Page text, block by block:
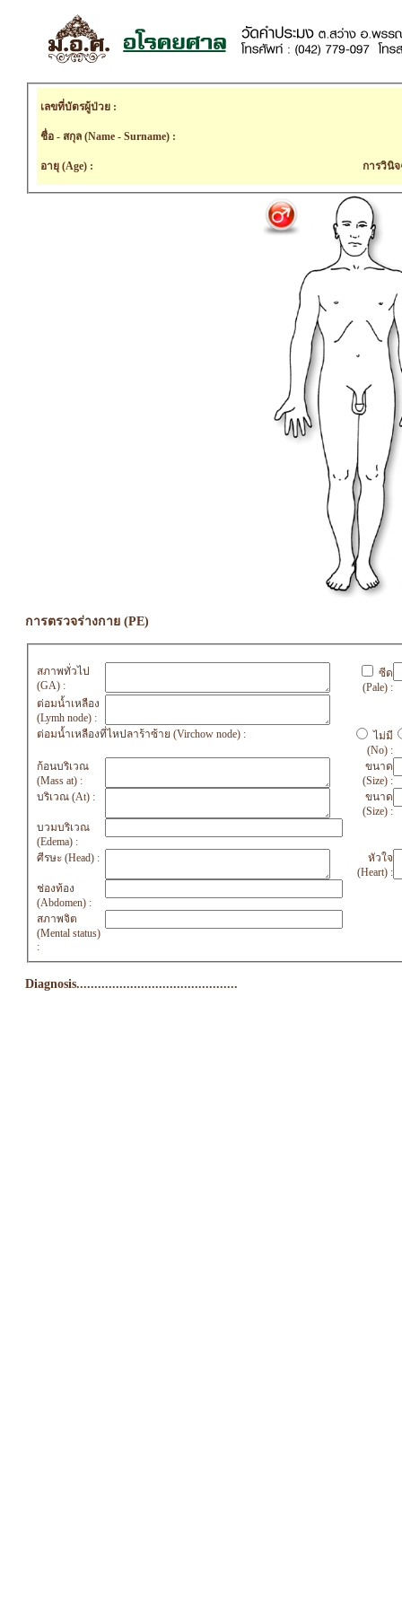
เลขที่บัตรผู้ป่วย :
ชื่อ - สกุล (Name - Surname) :
อายุ (Age) : การวินิ
การตรวจร่างกาย (PE)
สภาพทั่วไป
(GA) :
ซีด
(Pale) :
ต่อมน้ำเหลือง
(Lymh node) :
ต่อมน้ำเหลืองที่ไหปลาร้าซ้าย (Virchow node) :
ไม่มี
(No) :
ก้อนบริเวณ
(Mass at) :
ขนาด
(Size) :
บริเวณ (At) :
ขนาด
(Size) :
บวมบริเวณ
(Edema) :
ศีรษะ (Head) :
หัวใจ
(Heart) :
ช่องท้อง
(Abdomen) :
สภาพจิต
(Mental status)
:
Diagnosis.............................................